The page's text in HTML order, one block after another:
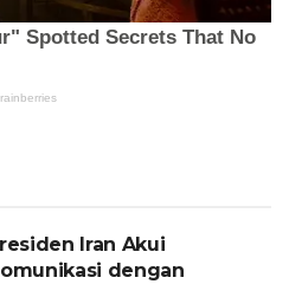
Iran Akui
dengan